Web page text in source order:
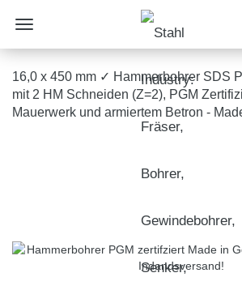
16,0 x 450 mm ✓ Hammerbohrer SDS
mit 2 HM Schneiden (Z=2), PGM
Mauerwerk und armiertem Betron -